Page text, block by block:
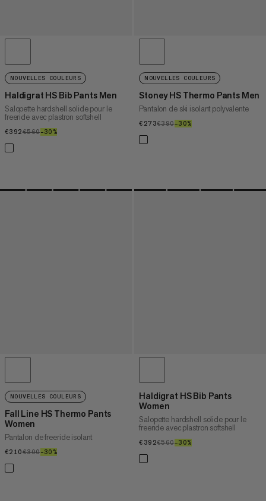
NOUVELLES COULEURS
Haldigrat HS Bib Pants Men
Salopette hardshell solide pour le
freeride avec plastron softshell
€392€392
€560€560
–30%
NOUVELLES COULEURS
Stoney HS Thermo Pants Men
Pantalon de ski isolant polyvalente
€273€273
€390€390
–30%
NOUVELLES COULEURS
Fall Line HS Thermo Pants
Women
Pantalon de freeride isolant
€210€210
€300€300
–30%
Haldigrat HS Bib Pants
Women
Salopette hardshell solide pour le
freeride avec plastron softshell
€392€392
€560€560
–30%